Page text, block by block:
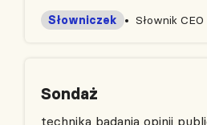
Słownik CEO
Słowniczek
Sondaż
technika badania opinii